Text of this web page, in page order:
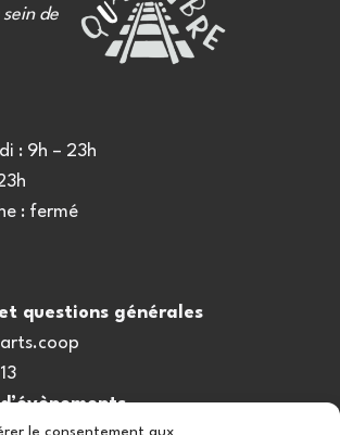
le consentement aux
de
: 9h – 23h
: fermé
questions générales